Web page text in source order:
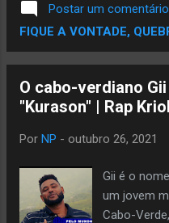
Verde.
3. Tipo
Diferensa
Postar um comentário
FIQUE A VONTADE,
O cabo-verdiano
"Kurason" | Rap
Por NP - outubro 26, 2021
Gii é o
um jovem
Cabo-